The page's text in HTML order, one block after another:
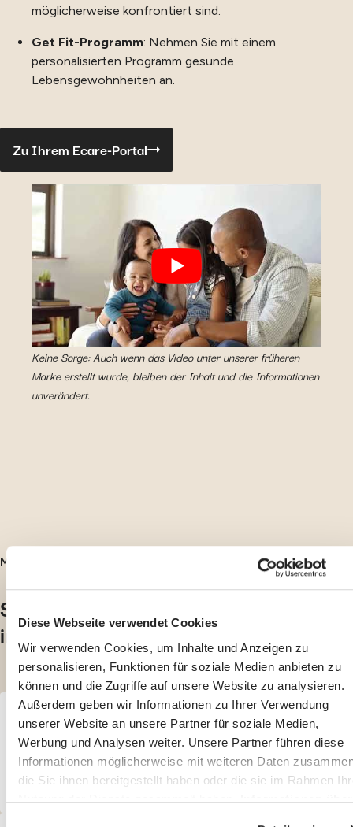
Diese Webseite verwendet Cookies
Wir verwenden Cookies, um Inhalte und Anzeigen zu
personalisieren, Funktionen für soziale Medien anbieten zu
können und die Zugriffe auf unsere Website zu analysieren.
Außerdem geben wir Informationen zu Ihrer Verwendung
unserer Website an unsere Partner für soziale Medien,
Werbung und Analysen weiter. Unsere Partner führen diese
Informationen möglicherweise mit weiteren Daten
die Sie ihnen bereitgestellt haben oder die sie im Rahmen
Nutzung der Dienste gesammelt haben.Informationen über
möglicherweise konfrontiert sind.
Get Fit-Programm: Nehmen Sie mit einem
personalisierten Programm gesunde
Lebensgewohnheiten an.
Zu Ihrem Ecare-Portal
Keine Sorge: Auch wenn das Video unter unserer früheren
Marke erstellt wurde, bleiben der Inhalt und die Informationen
unverändert.
MOBILE-APP
Schon Kunde bei uns? Melden Sie sich
in Ihrem Ecare‑Portal an.
1
Laden Sie die App im App Store oder bei Google
Play herunter.
Herunterladen im
App store
Herunterladen im
Google Play